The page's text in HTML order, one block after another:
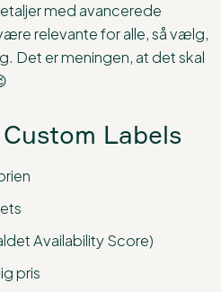
med avancerede
relevante for alle, så vælg,
Det er meningen, at det skal
Labels
Availability Score)
pris